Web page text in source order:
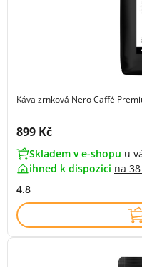
Káva zrnková Nero Caffé
Cena s DPH:
899 Kč
Skladem v e-shopu u
ihned k dispozici na
4.8